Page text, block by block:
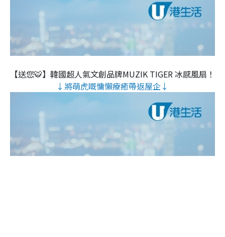
【送您🐯】韓國超人氣文創品牌MUZIK TIGER 冰感風扇！
↓將萌虎嘅慵懶療癒帶返屋企↓